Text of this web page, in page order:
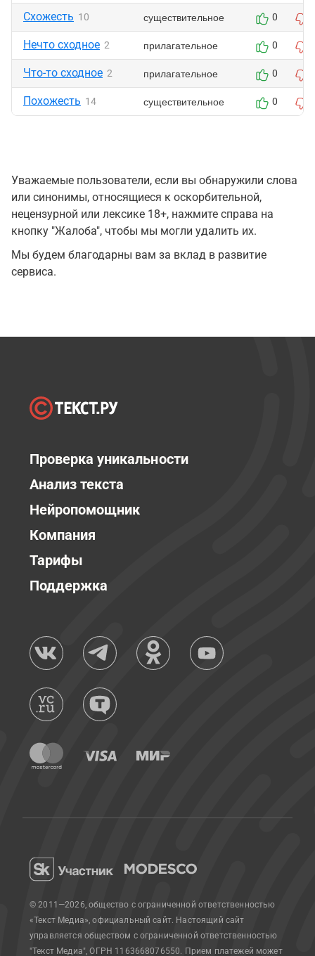
Схожесть 10 существительное 0
Нечто сходное 2 прилагательное 0
Что-то сходное 2 прилагательное 0
Похожесть 14 существительное 0
Уважаемые пользователи, если вы обнаружили слова
или синонимы, относящиеся к оскорбительной,
нецензурной или лексике 18+, нажмите справа на
кнопку "Жалоба", чтобы мы могли удалить их.
Мы будем благодарны вам за вклад в развитие
сервиса.
Проверка уникальности
Анализ текста
Нейропомощник
Компания
Тарифы
Поддержка
© 2011—2026, общество с ограниченной ответственностью
«Текст Медиа», официальный сайт. Настоящий сайт
управляется обществом с ограниченной ответственностью
"Текст Медиа", ОГРН 1163668076550. Прием платежей может